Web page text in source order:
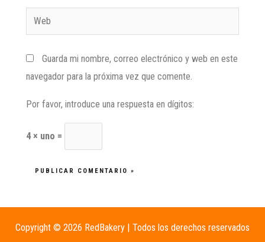
Guarda mi nombre, correo electrónico y web en este
navegador para la próxima vez que comente.
Por favor, introduce una respuesta en dígitos:
4 × uno =
Copyright © 2026 RedBakery | Todos los derechos reservados